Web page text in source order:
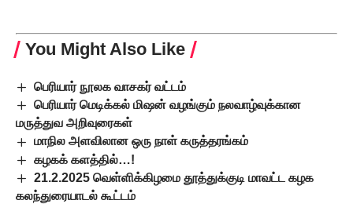
You Might Also Like
பெரியார் நூலக வாசகர் வட்டம்
பெரியார் மெடிக்கல் மிஷன் வழங்கும் நலவாழ்வுக்கான
மருத்துவ அறிவுரைகள்
மாநில அளவிலான ஒரு நாள் கருத்தரங்கம்
கழகக் களத்தில்…!
21.2.2025 வெள்ளிக்கிழமை தூத்துக்குடி மாவட்ட கழக
கலந்துரையாடல் கூட்டம்